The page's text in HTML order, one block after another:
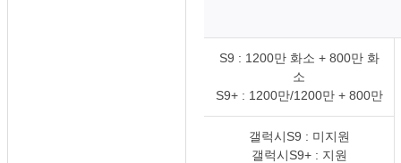
S9 : 1200만 화소 + 800만 화
소
S9+ : 1200만/1200만 + 800만
갤럭시S9 : 미지원
갤럭시S9+ : 지원